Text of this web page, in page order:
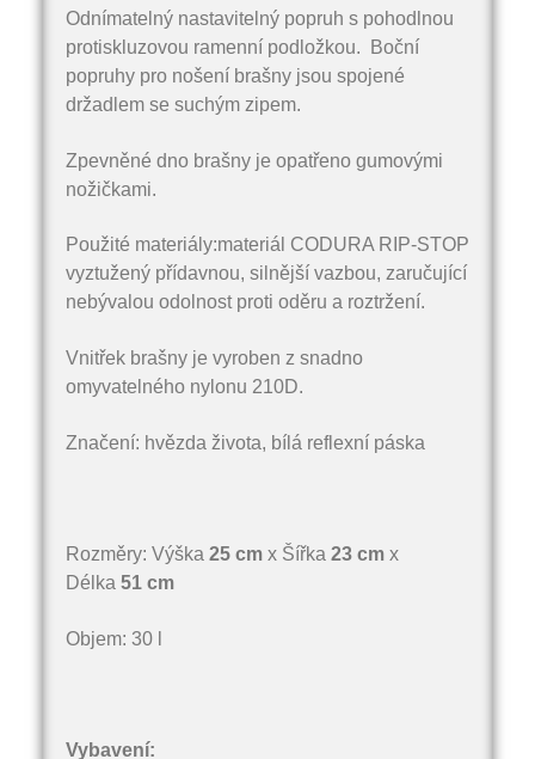
Odnímatelný nastavitelný popruh s pohodlnou
protiskluzovou ramenní podložkou. Boční
popruhy pro nošení brašny jsou spojené
držadlem se suchým zipem.
Zpevněné dno brašny je opatřeno gumovými
nožičkami.
Použité materiály:materiál CODURA RIP-STOP
vyztužený přídavnou, silnější vazbou, zaručující
nebývalou odolnost proti oděru a roztržení.
Vnitřek brašny je vyroben z snadno
omyvatelného nylonu 210D.
Značení: hvězda života, bílá reflexní páska
Rozměry: Výška 25 cm x Šířka 23 cm x
Délka 51 cm
Objem: 30 l
Vybavení: